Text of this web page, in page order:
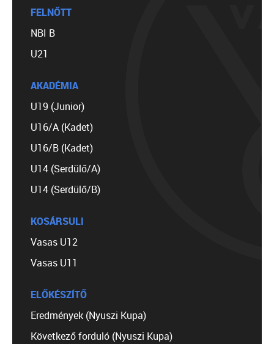
FELNŐTT
NBI B
U21
AKADÉMIA
U19 (Junior)
U16/A (Kadet)
U16/B (Kadet)
U14 (Serdülő/A)
U14 (Serdülő/B)
KOSÁRSULI
Vasas U12
Vasas U11
ELŐKÉSZÍTŐ
Eredmények (Nyuszi Kupa)
Következő forduló (Nyuszi Kupa)